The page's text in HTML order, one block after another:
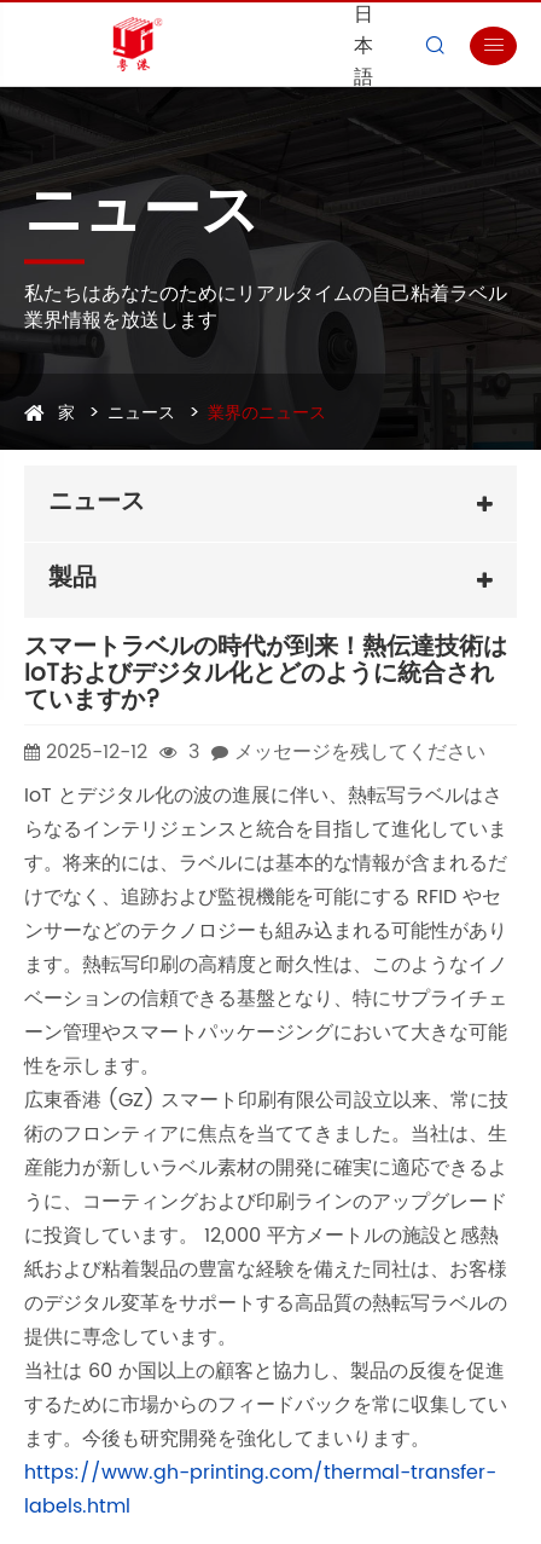
日
本
語
 
ニュース
私たちはあなたのためにリアルタイムの自己粘着ラベル
業界情報を放送します
家 ニュース 業界のニュース
ニュース
製品
スマートラベルの時代が到来！熱伝達技術は
IoTおよびデジタル化とどのように統合され
ていますか?
2025-12-12 3
メッセージを残してください
IoT とデジタル化の波の進展に伴い、熱転写ラベルはさ
らなるインテリジェンスと統合を目指して進化していま
す。将来的には、ラベルには基本的な情報が含まれるだ
けでなく、追跡および監視機能を可能にする RFID やセ
ンサーなどのテクノロジーも組み込まれる可能性があり
ます。熱転写印刷の高精度と耐久性は、このようなイノ
ベーションの信頼できる基盤となり、特にサプライチェ
ーン管理やスマートパッケージングにおいて大きな可能
性を示します。
広東香港 (GZ) スマート印刷有限公司設立以来、常に技
術のフロンティアに焦点を当ててきました。当社は、生
産能力が新しいラベル素材の開発に確実に適応できるよ
うに、コーティングおよび印刷ラインのアップグレード
に投資しています。 12,000 平方メートルの施設と感熱
紙および粘着製品の豊富な経験を備えた同社は、お客様
のデジタル変革をサポートする高品質の熱転写ラベルの
提供に専念しています。
当社は 60 か国以上の顧客と協力し、製品の反復を促進
するために市場からのフィードバックを常に収集してい
ます。今後も研究開発を強化してまいります。
https://www.gh-printing.com/thermal-transfer-
labels.html